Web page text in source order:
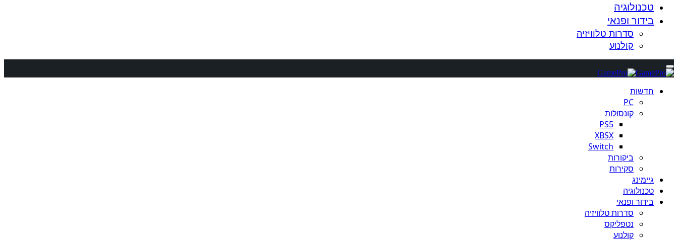
טכנולוגיה
בידור ופנאי
סדרות טלוויזיה
קולנוע
חדשות
PC
קונסולות
PS5
XBSX
Switch
ביקורות
סקירות
גיימינג
טכנולוגיה
בידור ופנאי
סדרות טלוויזיה
נטפליקס
קולנוע